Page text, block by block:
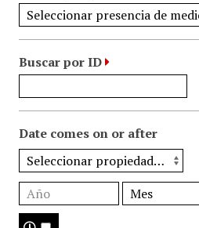
Buscar por ID
Date comes on or after